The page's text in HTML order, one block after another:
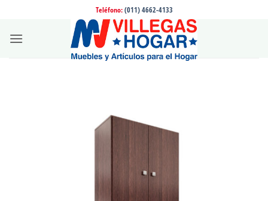
contenido
Teléfono: (011) 4662-4133